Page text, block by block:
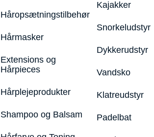
Håropsætningstilbehør
Hårmasker
Extensions og
Hårpieces
Hårplejeprodukter
Shampoo og Balsam
Kajakker
Snorkeludstyr
Dykkerudstyr
Vandsko
Klatreudstyr
Padelbat